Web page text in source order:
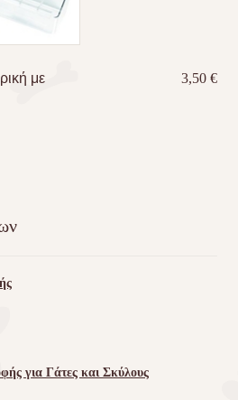
με
3,50€
για Γάτες και Σκύλους